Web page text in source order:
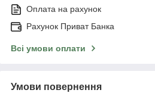
Оплата на рахунок
Рахунок Приват Банка
Всі умови оплати
Умови повернення